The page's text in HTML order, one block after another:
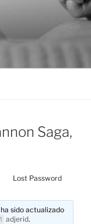
Saga,
Lost Password
sido actualizado
adjerid.